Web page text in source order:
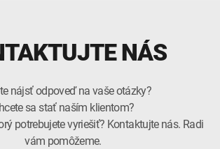
NÁS
nájsť odpoveď na vaše otázky?
sa stať naším klientom?
potrebujete vyriešiť? Kontaktujte nás. Radi
vám pomôžeme.